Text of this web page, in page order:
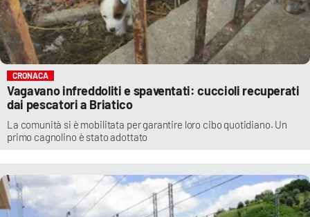
CRONACA
Vagavano infreddoliti e spaventati: cuccioli recuperati
dai pescatori a Briatico
La comunità si è mobilitata per garantire loro cibo quotidiano. Un
primo cagnolino è stato adottato